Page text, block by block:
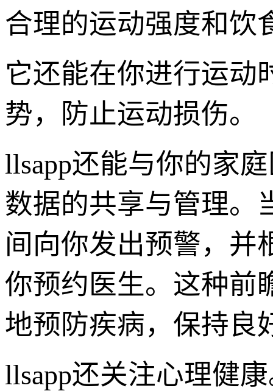
合理的运动强度和饮
它还能在你进行运动
势，防止运动损伤。
llsapp还能与你的家
数据的共享与管理。
间向你发出预警，并
你预约医生。这种前
地预防疾病，保持良
llsapp还关注心理健